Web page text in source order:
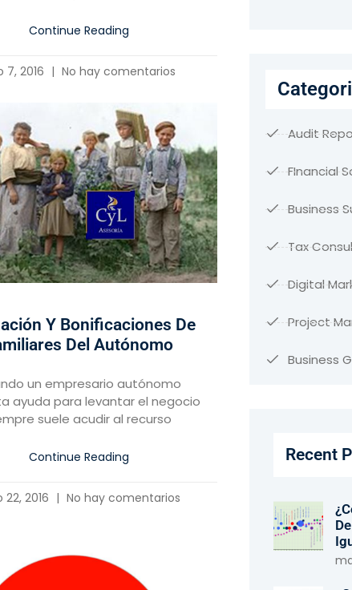
Continue Reading
7, 2016 No hay comentarios
Y Bonificaciones De
Del Autónomo
un empresario autónomo
ayuda para levantar el negocio
suele acudir al recurso
Continue Reading
22, 2016 No hay comentarios
Audit
FInancial
Business
Tax
Digital
Project
Business
Recent